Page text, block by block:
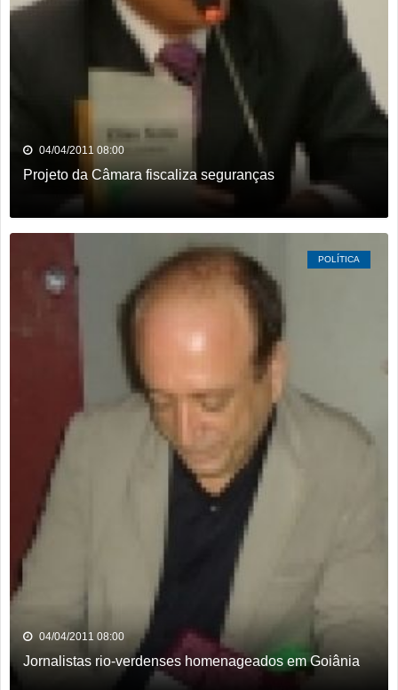
04/04/2011 08:00
Projeto da Câmara fiscaliza seguranças
POLÍTICA
04/04/2011 08:00
Jornalistas rio-verdenses homenageados em Goiânia